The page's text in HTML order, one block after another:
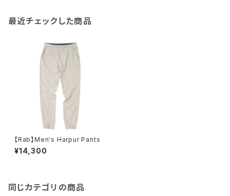
最近チェックした商品
【Rab】Men's Harpur Pants
¥14,300
同じカテゴリの商品